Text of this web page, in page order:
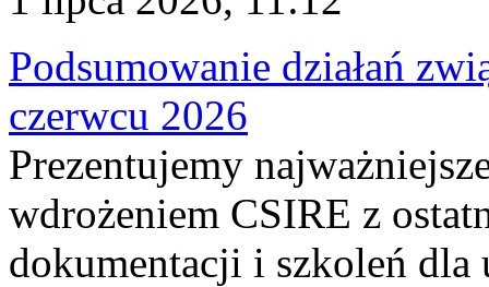
Podsumowanie działań
czerwcu 2026
Prezentujemy
wdrożeniem CSIRE z
dokumentacji i szkoleń